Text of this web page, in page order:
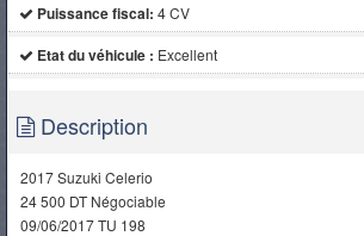
Puissance fiscal: 4 CV
Etat du véhicule : Excellent
Description
2017 Suzuki Celerio
24 500 DT Négociable
09/06/2017 TU 198